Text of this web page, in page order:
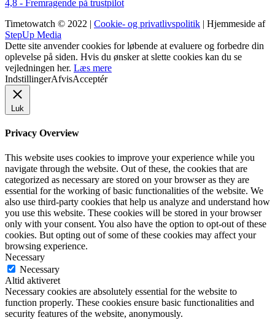
4,8 - Fremragende på trustpilot
Timetowatch © 2022 | Cookie- og privatlivspolitik | Hjemmeside af
StepUp Media
Dette site anvender cookies for løbende at evaluere og forbedre din
oplevelse på siden. Hvis du ønsker at slette cookies kan du se
vejledningen her. Læs mere
IndstillingerAfvisAcceptér
Luk
Privacy Overview
This website uses cookies to improve your experience while you
navigate through the website. Out of these, the cookies that are
categorized as necessary are stored on your browser as they are
essential for the working of basic functionalities of the website. We
also use third-party cookies that help us analyze and understand how
you use this website. These cookies will be stored in your browser
only with your consent. You also have the option to opt-out of these
cookies. But opting out of some of these cookies may affect your
browsing experience.
Necessary
Necessary
Altid aktiveret
Necessary cookies are absolutely essential for the website to
function properly. These cookies ensure basic functionalities and
security features of the website, anonymously.